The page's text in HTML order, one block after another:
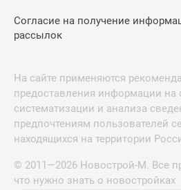
Согласие на получение
рассылок
На сайте применяются
предоставления информации на
систематизации и анализа
предпочтениям пользователей
находящихся на территории
© 2011—2026 Новострой-М. Все
что нужно знать о новостройках